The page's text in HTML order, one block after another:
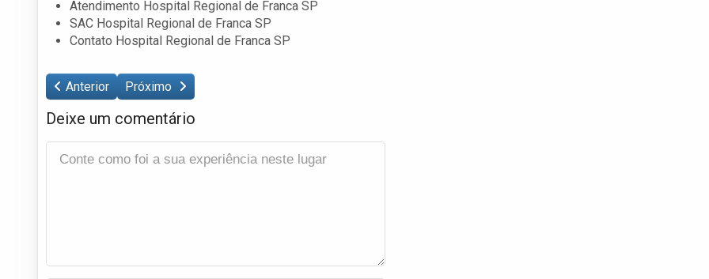
Atendimento Hospital Regional de Franca SP
SAC Hospital Regional de Franca SP
Contato Hospital Regional de Franca SP
Anterior Próximo
Deixe um comentário